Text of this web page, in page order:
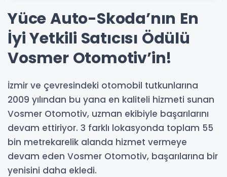
Yüce Auto-Skoda’nın En
İyi Yetkili Satıcısı Ödülü
Vosmer Otomotiv’in!
İzmir ve çevresindeki otomobil tutkunlarına
2009 yılından bu yana en kaliteli hizmeti sunan
Vosmer Otomotiv, uzman ekibiyle başarılarını
devam ettiriyor. 3 farklı lokasyonda toplam 55
bin metrekarelik alanda hizmet vermeye
devam eden Vosmer Otomotiv, başarılarına bir
yenisini daha ekledi.